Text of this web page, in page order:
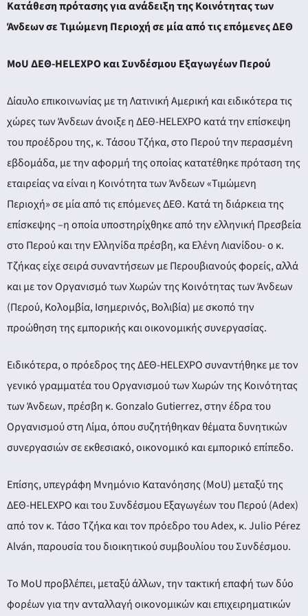
Κατάθεση πρότασης για ανάδειξη της Κοινότητας των
Άνδεων σε Τιμώμενη Περιοχή σε μία από τις επόμενες ΔΕΘ
ΜoU ΔΕΘ-HELEXPO και Συνδέσμου Εξαγωγέων Περού
Δίαυλο επικοινωνίας με τη Λατινική Αμερική και ειδικότερα τις
χώρες των Άνδεων άνοιξε η ΔΕΘ-HELEXPO κατά την επίσκεψη
του προέδρου της, κ. Τάσου Τζήκα, στο Περού την περασμένη
εβδομάδα, με την αφορμή της οποίας κατατέθηκε πρόταση της
εταιρείας να είναι η Κοινότητα των Άνδεων «Τιμώμενη
Περιοχή» σε μία από τις επόμενες ΔΕΘ. Κατά τη διάρκεια της
επίσκεψης –η οποία υποστηρίχθηκε από την ελληνική Πρεσβεία
στο Περού και την Ελληνίδα πρέσβη, κα Ελένη Λιανίδου- ο κ.
Τζήκας είχε σειρά συναντήσεων με Περουβιανούς φορείς, αλλά
και με τον Οργανισμό των Χωρών της Κοινότητας των Άνδεων
(Περού, Κολομβία, Ισημερινός, Βολιβία) με σκοπό την
προώθηση της εμπορικής και οικονομικής συνεργασίας.
Ειδικότερα, ο πρόεδρος της ΔΕΘ-HELEXPO συναντήθηκε με τον
γενικό γραμματέα του Οργανισμού των Χωρών της Κοινότητας
των Άνδεων, πρέσβη κ. Gonzalo Gutierrez, στην έδρα του
Οργανισμού στη Λίμα, όπου συζητήθηκαν θέματα δυνητικών
συνεργασιών σε εκθεσιακό, οικονομικό και εμπορικό επίπεδο.
Επίσης, υπεγράφη Μνημόνιο Κατανόησης (MoU) μεταξύ της
ΔΕΘ-HELEXPO και του Συνδέσμου Εξαγωγέων του Περού (Adex)
από τον κ. Τάσο Τζήκα και τον πρόεδρο του Adex, κ. Julio Pérez
Alván, παρουσία του διοικητικού συμβουλίου του Συνδέσμου.
To MoU προβλέπει, μεταξύ άλλων, την τακτική επαφή των δύο
φορέων για την ανταλλαγή οικονομικών και επιχειρηματικών